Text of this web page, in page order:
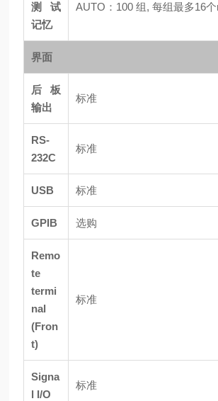
测试
记忆
AUTO：100 组, 每组最多16
界面
后板
输出
标准
RS-
232C
标准
USB 标准
GPIB 选购
Remo
te
termi
nal
(Fron
t)
标准
Signa
l I/O
标准